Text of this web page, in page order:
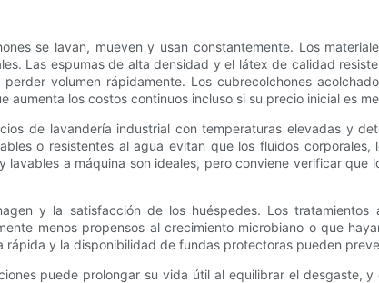
se lavan, mueven y usan constantemente. Los
Las espumas de alta densidad y el látex de calidad
volumen rápidamente. Los cubrecolchones
los costos continuos incluso si su precio inicial es
de lavandería industrial con temperaturas elevadas y
o resistentes al agua evitan que los fluidos corporales,
a máquina son ideales, pero conviene verificar que
y la satisfacción de los huéspedes. Los tratamientos
menos propensos al crecimiento microbiano o que
y la disponibilidad de fundas protectoras pueden
puede prolongar su vida útil al equilibrar el desgaste,